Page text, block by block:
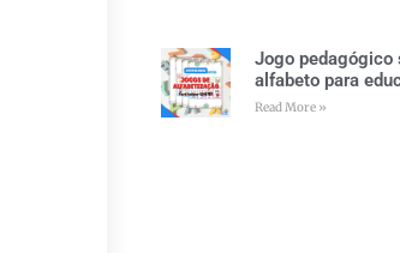
Jogo pedagógico
alfabeto para
Read More »